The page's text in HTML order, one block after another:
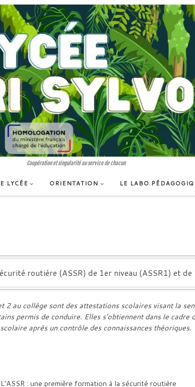
Coopération et singularité au service de chacun
LYCÉE ORIENTATION LE LABO
routière (ASSR) de 1er niveau (ASSR1) et de
2 au collège sont des attestations scolaires visant la
permis de conduire. Elles s’obtiennent dans le cadre
après un contrôle des connaissances théoriques.
L’ASSR : une première formation à la sécurité routière